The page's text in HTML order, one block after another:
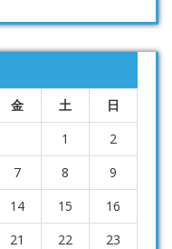
金 土
日
1
2
7 8
9
14 15
16
21 22
23